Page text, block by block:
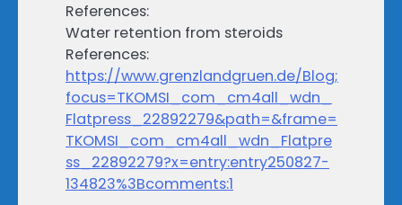
References:
Water retention from steroids
References:
https://www.grenzlandgruen.de/Blog;
focus=TKOMSI_com_cm4all_wdn_
Flatpress_22892279&path=&frame=
TKOMSI_com_cm4all_wdn_Flatpre
ss_22892279?x=entry:entry250827-
134823%3Bcomments:1